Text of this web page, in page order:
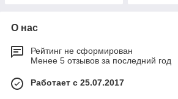
О нас
Рейтинг не сформирован
Менее 5 отзывов за последний год
Работает с 25.07.2017